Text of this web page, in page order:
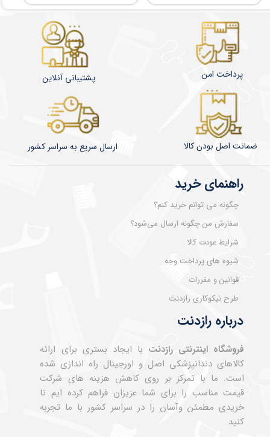
درباره رازدنت
فروشگاه اینترنتی رازدنت با ایجاد بستری برای ارائه
کالاهای دندانپزشکی اصل و اورجینال راه اندازی شده
است. ما با تمرکز بر روی کاهش هزینه های شرکت
قیمت مناسب را برای شما عزیزان فراهم کرده ایم تا
خریدی مطمئن وآسان را در سراسر کشور با ما تجربه
کنید.
راهنمای خرید
چگونه می توانم خرید کنم؟
سفارش من چگونه ارسال می‌شود؟
شرایط عودت کالا
شیوه های پرداخت وجه
قوانین و مقررات
طرح نیکوکاری رازدنت
​​​​ارسال سریع به سراسر کشور ضمانت اصل بودن کالا
پشتیبانی آنلاین پرداخت امن